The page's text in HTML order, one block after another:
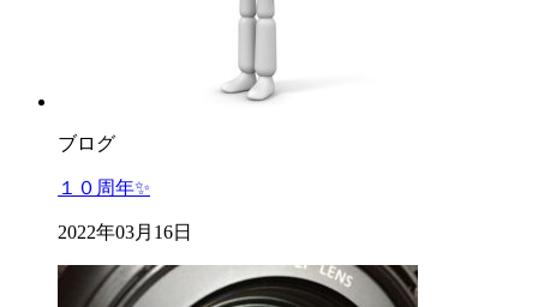
ブログ
１０周年✨
2022年03月16日